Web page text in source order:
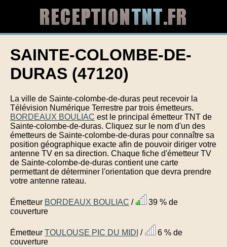
SAINTE-COLOMBE-DE-
DURAS (47120)
La ville de Sainte-colombe-de-duras peut recevoir la
Télévision Numérique Terrestre par trois émetteurs.
BORDEAUX BOULIAC est le principal émetteur TNT de
Sainte-colombe-de-duras. Cliquez sur le nom d'un des
émetteurs de Sainte-colombe-de-duras pour connaître sa
position géographique exacte afin de pouvoir diriger votre
antenne TV en sa direction. Chaque fiche d'émetteur TV
de Sainte-colombe-de-duras contient une carte
permettant de déterminer l'orientation que devra prendre
votre antenne rateau.
Émetteur BORDEAUX BOULIAC /
39 % de
couverture
Émetteur TOULOUSE PIC DU MIDI /
6 % de
couverture